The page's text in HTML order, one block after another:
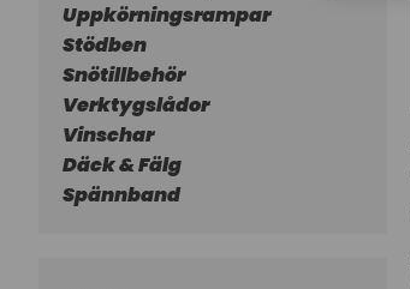
Uppkörningsrampar
Stödben
Snötillbehör
Verktygslådor
Vinschar
Däck & Fälg
Spännband